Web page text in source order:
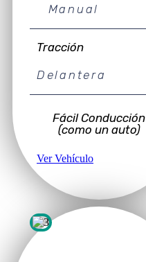
Manual
Tracción
Delantera
Fácil Conducción
(como un auto)
Ver Vehículo